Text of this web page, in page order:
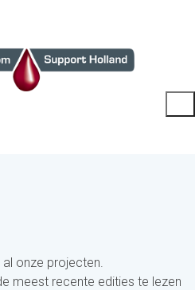
al onze projecten.
meest recente edities te lezen